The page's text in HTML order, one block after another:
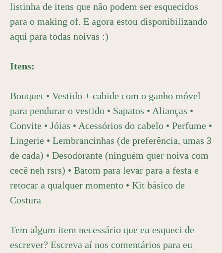
listinha de itens que não podem ser esquecidos
para o making of. E agora estou disponibilizando
aqui para todas noivas :)
Itens:
Bouquet • Vestido + cabide com o ganho móvel
para pendurar o vestido • Sapatos • Alianças •
Convite • Jóias • Acessórios do cabelo • Perfume •
Lingerie • Lembrancinhas (de preferência, umas 3
de cada) • Desodorante (ninguém quer noiva com
cecê neh rsrs) • Batom para levar para a festa e
retocar a qualquer momento • Kit básico de
Costura
Tem algum item necessário que eu esqueci de
escrever? Escreva aí nos comentários para eu